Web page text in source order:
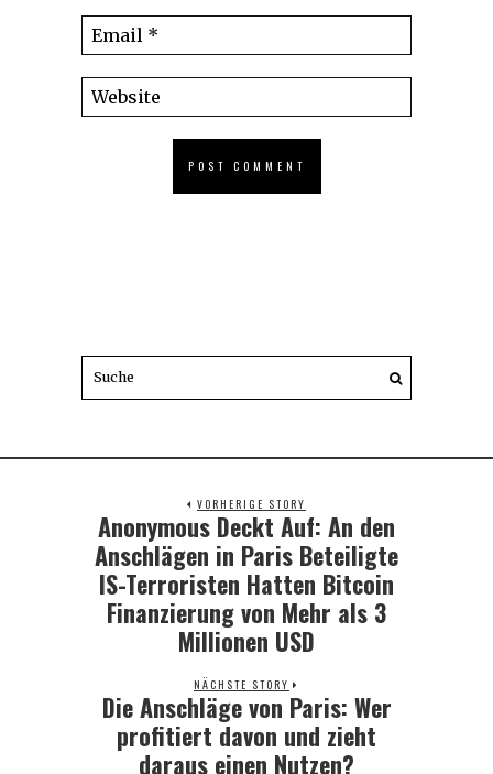
VORHERIGE STORY
Previous
post:
Anonymous Deckt Auf: An den
Anschlägen in Paris Beteiligte
IS-Terroristen Hatten Bitcoin
Finanzierung von Mehr als 3
Millionen USD
NÄCHSTE STORY
Next
Die Anschläge von Paris: Wer
profitiert davon und zieht
daraus einen Nutzen?